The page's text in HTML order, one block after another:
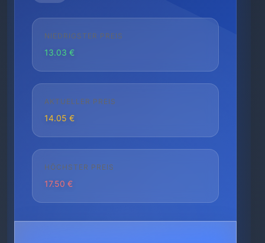
NIEDRIGSTER PREIS
13.03 €
AKTUELLER PREIS
14.05 €
HÖCHSTER PREIS
17.50 €